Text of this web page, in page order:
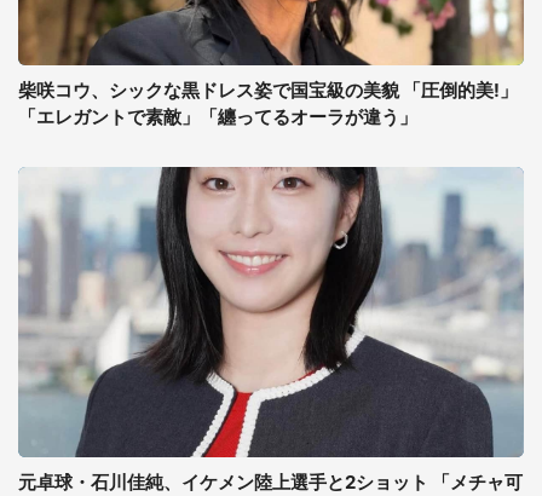
柴咲コウ、シックな黒ドレス姿で国宝級の美貌 「圧倒的美!」
「エレガントで素敵」「纏ってるオーラが違う」
元卓球・石川佳純、イケメン陸上選手と2ショット 「メチャ可